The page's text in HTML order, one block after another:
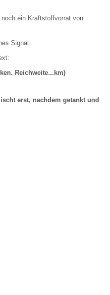
ein Kraftstoffvorrat von
Signal.
Reichweite...km)
erst, nachdem getankt und